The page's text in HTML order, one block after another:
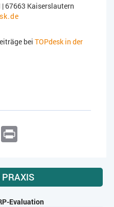
67663 Kaiserslautern
bei TOPdesk in der
Email
PRAXIS
Evaluation